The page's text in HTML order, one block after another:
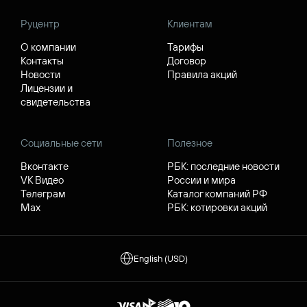
Руцентр
О компании
Контакты
Новости
Лицензии и
свидетельства
Клиентам
Тарифы
Договор
Правила акций
Социальные сети
Вконтакте
VK Видео
Телеграм
Max
Полезное
РБК: последние новости
России и мира
Каталог компаний РФ
РБК: котировки акций
English (USD)